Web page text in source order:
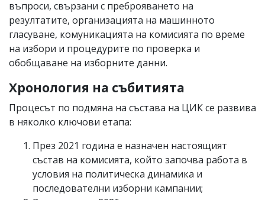
въпроси, свързани с преброяването на
резултатите, организацията на машинното
гласуване, комуникацията на комисията по време
на избори и процедурите по проверка и
обобщаване на изборните данни.
Хронология на събитията
Процесът по подмяна на състава на ЦИК се развива
в няколко ключови етапа:
През 2021 година е назначен настоящият
състав на комисията, който започва работа в
условия на политическа динамика и
последователни изборни кампании;